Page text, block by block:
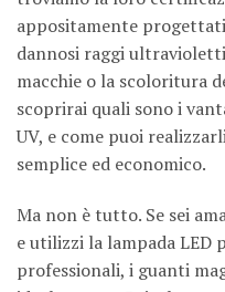
appositamente
dannosi raggi
macchie o la scoloritura
scoprirai quali sono i
UV, e come puoi
semplice ed economico.
Ma non è tutto. Se sei
e utilizzi la lampada
professionali, i guanti